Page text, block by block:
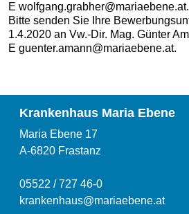
E wolfgang.grabher@mariaebene.at.
Bitte senden Sie Ihre
1.4.2020 an Vw.-Dir. Mag. Günter
E guenter.amann@mariaebene.at.
Krankenhaus Maria Ebene
Maria Ebene 17
A-6820 Frastanz
05522 / 727 46-0
krankenhaus@mariaebene.at